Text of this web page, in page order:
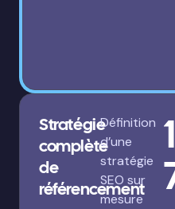
Stratégie
complète
de
référencement
Définition
d’une
stratégie
SEO sur
mesure
1